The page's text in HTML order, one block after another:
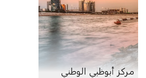
مركز أبوظبي الوطني